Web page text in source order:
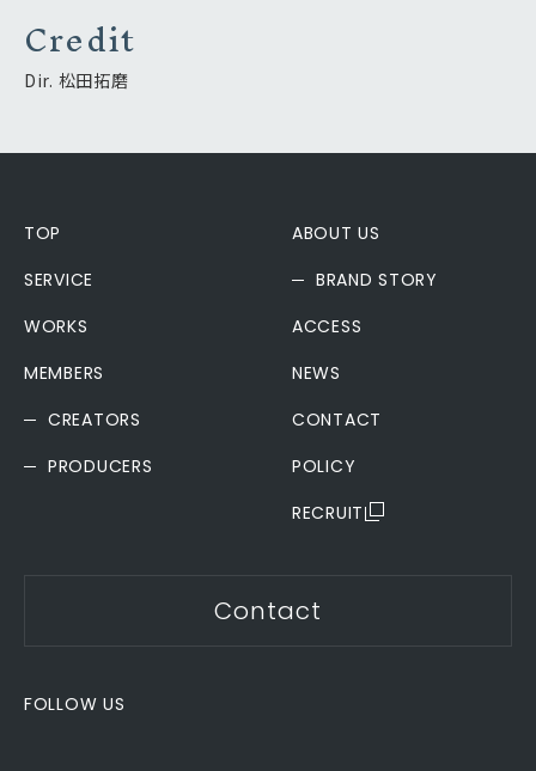
Credit
Dir. 松田拓磨
TOP
SERVICE
WORKS
MEMBERS
CREATORS
PRODUCERS
ABOUT US
BRAND STORY
ACCESS
NEWS
CONTACT
POLICY
RECRUIT
Contact
FOLLOW US